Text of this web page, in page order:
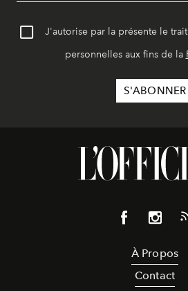
J'autorise par la présente le
personnelles aux fins de la
À Propos
Contact